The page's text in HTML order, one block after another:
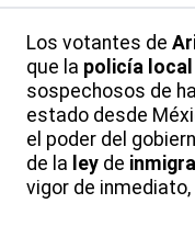
Los votantes de
que la policía local
sospechosos de
estado desde
el poder del
de la ley de
vigor de